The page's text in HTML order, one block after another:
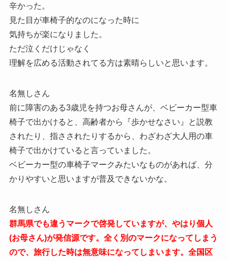
辛かった。
見た目が車椅子的なのになった時に
気持ちが楽になりました。
ただ泣くだけじゃなく
理解を広める活動されてる方は素晴らしいと思います。
名無しさん
前に障害のある3歳児を持つお母さんが、ベビーカー型車
椅子で出かけると、高齢者から『歩かせなさい』と説教
されたり、指さされたりするから、わざわざ大人用の車
椅子で出かけていると言っていました。
ベビーカー型の車椅子マークみたいなものがあれば、分
かりやすいと思いますが普及できないかな。
名無しさん
群馬県でも違うマークで啓発していますが、やはり個人
(お母さん)が発信源です。全く別のマークになってしまう
ので、旅行した時は無意味になってしまいます。全国区